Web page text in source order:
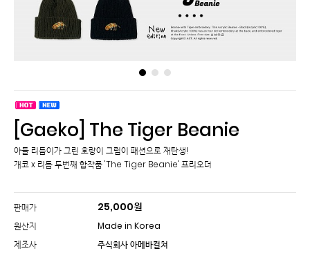
[Gaeko] The Tiger Beanie
아들 리듬이가 그린 호랑이 그림이 패션으로 재탄생!
개코 x 리듬 두번째 합작품 'The Tiger Beanie' 프리오더
판매가 25,000원
원산지
Made in Korea
제조사
주식회사 아메바컬쳐